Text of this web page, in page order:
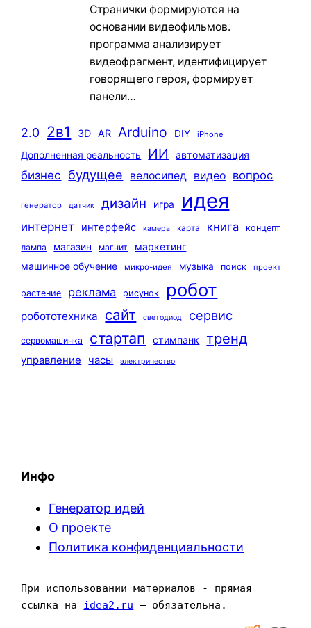
Странички формируются на
основании видеофильмов.
программа анализирует
видеофрагмент, идентифицирует
говорящего героя, формирует
панели…
2.0 2в1 3D AR Arduino DIY iPhone
Дополненная реальность ИИ автоматизация
бизнес будущее велосипед видео вопрос
генератор датчик дизайн игра идея
интернет интерфейс камера карта книга
концепт
лампа
магазин магнит
маркетинг
машинное обучение
микро-идея музыка поиск проект
растение реклама рисунок робот
робототехника сайт светодиод сервис
сервомашинка стартап стимпанк тренд
управление часы электричество
Инфо
Генератор идей
О проекте
Политика конфиденциальности
При использовании материалов - прямая
ссылка на idea2.ru — обязательна.